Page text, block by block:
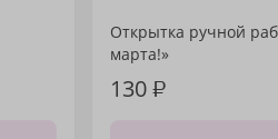
Открытка ручной
марта!»
130₽